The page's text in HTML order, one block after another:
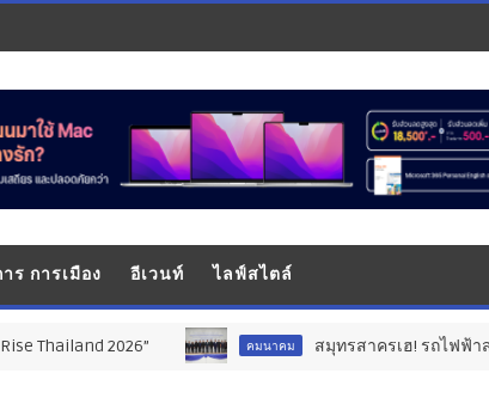
ร การเมือง อีเวนท์ ไลฟ์สไตล์
คมนาคม สมุทรสาครเฮ! รถไฟฟ้าสายสีแดงเข้ม วงเวี